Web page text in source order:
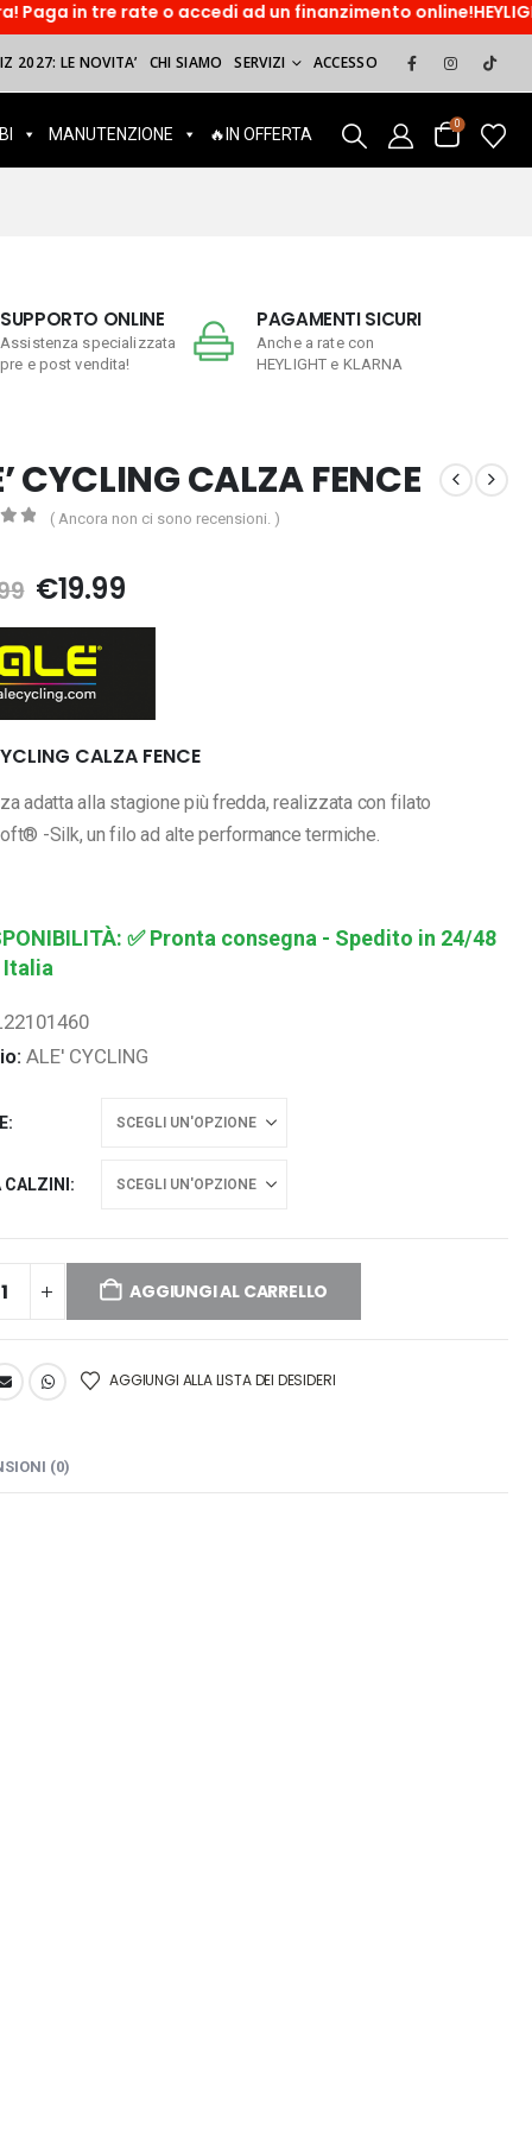
o accedi ad un finanzimento online!HEYLIGHT.
2027: LE NOVITA’ CHI SIAMO SERVIZI ACCESSO
MANUTENZIONE 🔥IN OFFERTA
0
SUPPORTO ONLINE
Assistenza specializzata
pre e post vendita!
PAGAMENTI SICURI
Anche a rate con
HEYLIGHT e KLARNA
CYCLING CALZA FENCE
( Ancora non ci sono recensioni. )
Il
originale
era:
€24.99.
€19.99Il
CALZA FENCE
adatta alla stagione più fredda, realizzata con filato
-Silk, un filo ad alte performance termiche.
✅ Pronta consegna - Spedito in 24/48
Italia
ALE' CYCLING
AGGIUNGI AL CARRELLO
AGGIUNGI ALLA LISTA DEI DESIDERI
(0)